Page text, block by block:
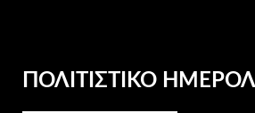
ΠΟΛΙΤΙΣΤΙΚΌ